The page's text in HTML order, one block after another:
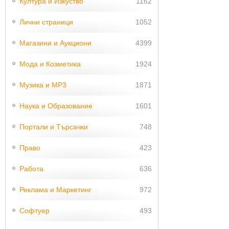
Лични страници 1052
Магазини и Аукциони 4399
Мода и Козметика 1924
Музика и MP3 1871
Наука и Образование 1601
Портали и Търсачки 748
Право 423
Работа 636
Реклама и Маркетинг 972
Софтуер 493